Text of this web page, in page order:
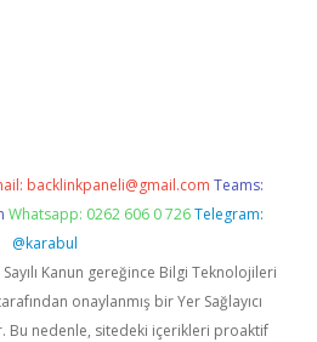
backlinkpaneli@gmail.com Teams:
Whatsapp: 0262 606 0 726 Telegram:
@karabul
Kanun gereğince Bilgi Teknolojileri
onaylanmış bir Yer Sağlayıcı
Bu nedenle, sitedeki içerikleri proaktif